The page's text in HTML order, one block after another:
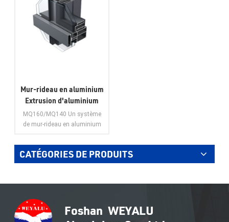
Mur-rideau en aluminium
Extrusion d'aluminium
Solution en aluminium
personnalisée en usine
MQ160/MQ140 Un système
de mur-rideau en aluminium
précision de conception et de
l'excellence en ingénierie. En
tant que fournisseur leader de
aluminium, nous nous
produits de qualité supérieure
qui répondent aux besoins
CATÉGORIES DE PRODUITS